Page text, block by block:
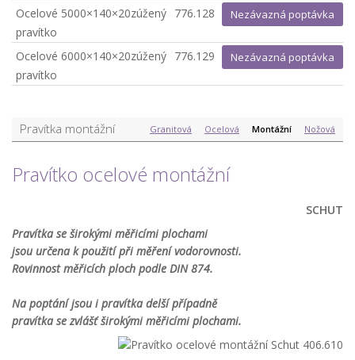
Ocelové
pravítko
5000×140×20zúžený 776.128 Nezávazná poptávka
Ocelové
pravítko
6000×140×20zúžený 776.129 Nezávazná poptávka
Pravítka montážní Granitová Ocelová Montážní Nožová
Pravítko ocelové montážní
SCHUT
Pravítka se širokými měřicími plochami
jsou určena k použití při měření vodorovnosti.
Rovinnost měřicích ploch podle DIN 874.
Na poptání jsou i pravítka delší případně
pravítka se zvlášť širokými měřicími plochami.